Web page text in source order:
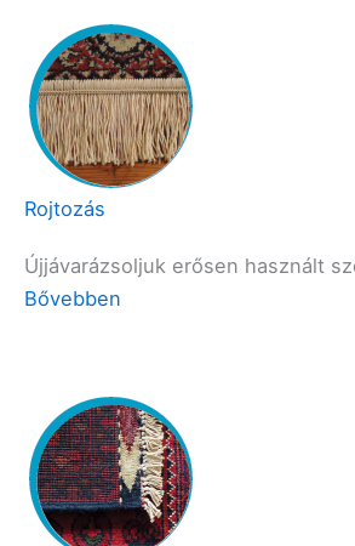
Rojtozás
Újjávarázsoljuk erősen használt
Bővebben